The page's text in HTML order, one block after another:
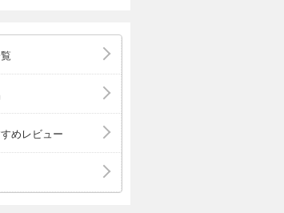
めレビュー